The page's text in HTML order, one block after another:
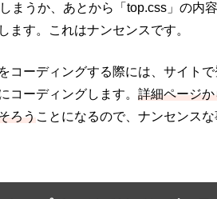
まうか、あとから「top.css」の内
ます。これはナンセンスです。
コーディングする際には、サイト
コーディングします。 詳細ページ
ろうことになるので、ナンセンス